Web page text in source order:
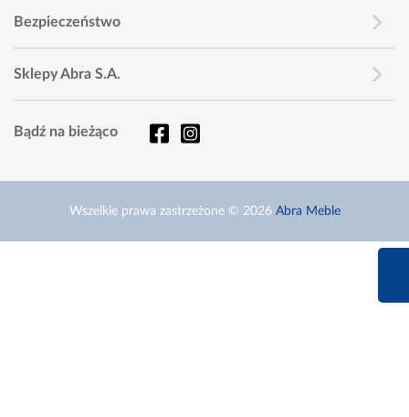
Bezpieczeństwo
Sklepy Abra S.A.
Bądź na bieżąco
Wszelkie prawa zastrzeżone © 2026 Abra Meble